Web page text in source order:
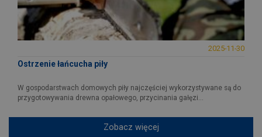
2025-11-30
Ostrzenie łańcucha piły
W gospodarstwach domowych piły najczęściej wykorzystywane są do
przygotowywania drewna opałowego, przycinania gałęzi...
Zobacz więcej